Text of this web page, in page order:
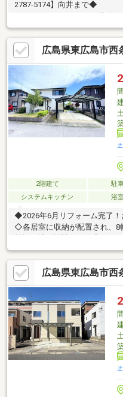
2787-5174】向井ま
る☆―――――・・・ 物件
ァミリーマート田口店」徒
き採光のリビングは隣接する
し、豊かな陽光が差し込む大
ルコニーを配置し、室内は衣
設備仕様！◆セントラルハイ
便と落ち着いた住環境が両立
中！まずはお気軽にお問い合わ
広島県東広島市西
2階建て 駐
システムキッチン
浴
◆2026年6月リフォーム完了！
◇各居室に収納が配置され、8
の家事も効率よくこなせる間
たゆとりある空間です。◆来
暮らしのイメージが上がりま
レーションが可能です・未完
内可能です赤い「見学可能」
ください。
広島県東広島市西